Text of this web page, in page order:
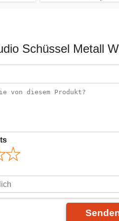
Schüssel Metall